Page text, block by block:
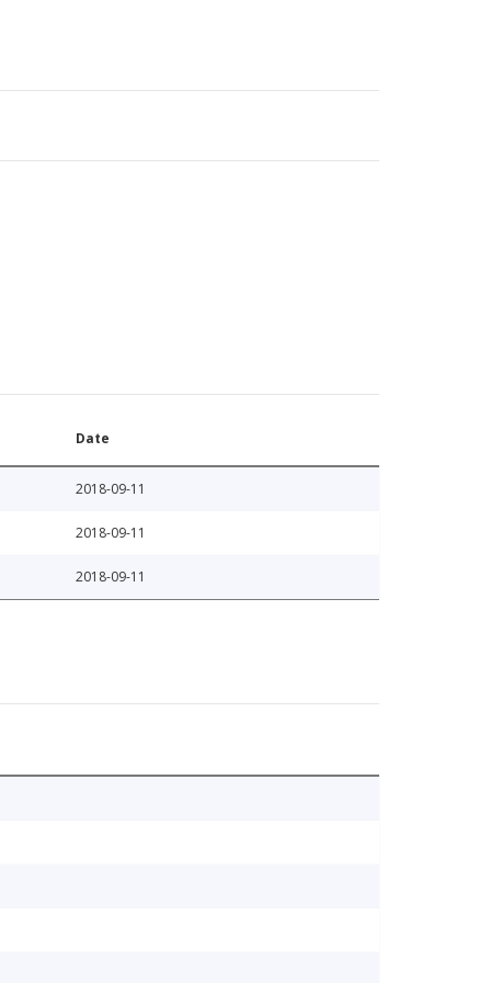
Date
2018-09-11
2018-09-11
2018-09-11